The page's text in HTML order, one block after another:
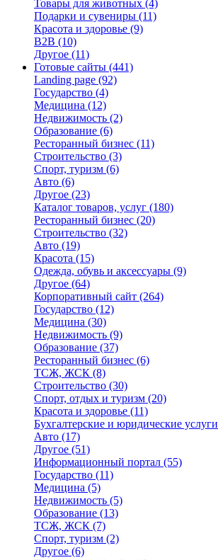
Товары для животных (4)
Подарки и сувениры (11)
Красота и здоровье (9)
B2B (10)
Другое (11)
Готовые сайты (441)
Landing page (92)
Государство (4)
Медицина (12)
Недвижимость (2)
Образование (6)
Ресторанный бизнес (11)
Строительство (3)
Спорт, туризм (6)
Авто (6)
Другое (23)
Каталог товаров, услуг (180)
Ресторанный бизнес (20)
Строительство (32)
Авто (19)
Красота (15)
Одежда, обувь и аксессуары (9)
Другое (64)
Корпоративный сайт (264)
Государство (12)
Медицина (30)
Недвижимость (9)
Образование (37)
Ресторанный бизнес (6)
ТСЖ, ЖСК (8)
Строительство (30)
Спорт, отдых и туризм (20)
Красота и здоровье (11)
Бухгалтерские и юридические услуги
Авто (17)
Другое (51)
Информационный портал (55)
Государство (11)
Медицина (5)
Недвижимость (5)
Образование (13)
ТСЖ, ЖСК (7)
Спорт, туризм (2)
Другое (6)